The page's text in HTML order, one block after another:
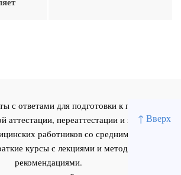
↑ Вверх
с ответами для подготовки к первичной
аттестации, переаттестации и повышения
работников со средним и высшим
курсы с лекциями и методическими
рекомендациями.